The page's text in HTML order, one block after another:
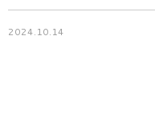
2024.10.14